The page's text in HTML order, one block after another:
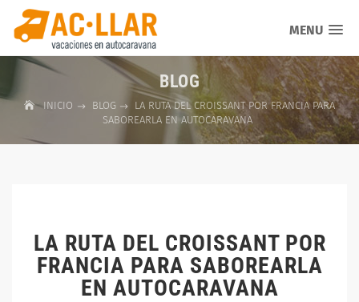
MENU
BLOG
INICIO BLOG
LA RUTA DEL CROISSANT POR FRANCIA PARA
SABOREARLA EN AUTOCARAVANA
LA RUTA DEL CROISSANT POR
FRANCIA PARA SABOREARLA
EN AUTOCARAVANA